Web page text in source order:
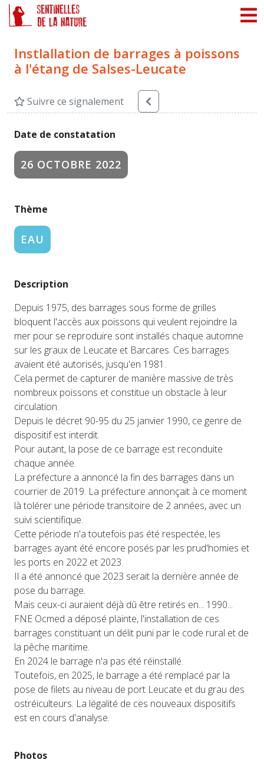
Instlallation de barrages à poissons
à l'étang de Salses-Leucate
Suivre ce signalement
Date de constatation
26 OCTOBRE 2022
Thème
EAU
Description
Depuis 1975, des barrages sous forme de grilles
bloquent l'accès aux poissons qui veulent rejoindre la
mer pour se reproduire sont installés chaque automne
sur les graux de Leucate et Barcares. Ces barrages
avaient été autorisés, jusqu'en 1981.
Cela permet de capturer de manière massive de très
nombreux poissons et constitue un obstacle à leur
circulation.
Depuis le décret 90-95 du 25 janvier 1990, ce genre de
dispositif est interdit.
Pour autant, la pose de ce barrage est reconduite
chaque année.
La préfecture a annoncé la fin des barrages dans un
courrier de 2019. La préfecture annonçait à ce moment
là tolérer une période transitoire de 2 années, avec un
suivi scientifique.
Cette période n'a toutefois pas été respectée, les
barrages ayant été encore posés par les prud'homies et
les ports en 2022 et 2023.
Il a été annoncé que 2023 serait la dernière année de
pose du barrage.
Mais ceux-ci auraient déjà dû être retirés en... 1990...
FNE Ocmed a déposé plainte, l'installation de ces
barrages constituant un délit puni par le code rural et de
la pêche maritime.
En 2024 le barrage n'a pas été réinstallé.
Toutefois, en 2025, le barrage a été remplacé par la
pose de filets au niveau de port Leucate et du grau des
ostréiculteurs. La légalité de ces nouveaux dispositifs
est en cours d'analyse.
Photos
Panneau de gestion des cookies